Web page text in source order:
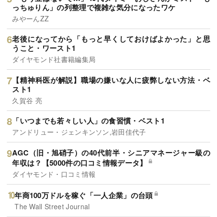
っちゅりん」の列整理で複雑な気分になったワケ
みやーんZZ
老後になってから「もっと早くしておけばよかった」と思
うこと・ワースト1
ダイヤモンド社書籍編集局
【精神科医が解説】職場の嫌いな人に疲弊しない方法・ベ
スト1
久賀谷 亮
「いつまでも若々しい人」の食習慣・ベスト1
アンドリュー・ジェンキンソン,岩田佳代子
AGC（旧・旭硝子）の40代前半・シニアマネージャー級の
年収は？【5000件の口コミ情報データ】
ダイヤモンド・口コミ情報
年商100万ドルを稼ぐ「一人企業」の台頭
The Wall Street Journal